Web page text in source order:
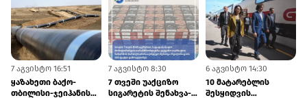
7 აგვისტო 16:51
ყაზახეთი ბაქო-
თბილისი-ჯეიჰანის
7 აგვისტო 8:30
7 თვეში უაქციზო
სიგარეტის შენახვა-
6 აგვისტო 14:30
10 მატარებლის
შესყიდვის